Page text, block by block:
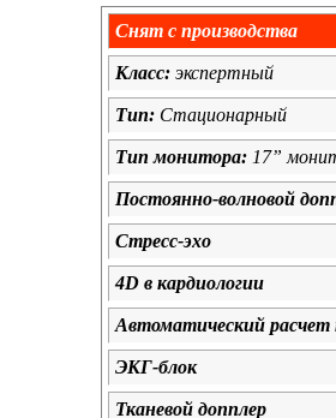
Снят с производства
Класс: экспертный
Тип: Стационарный
Тип монитора: 17”
Постоянно-волновой
Стресс-эхо
4D в кардиологии
Автоматический
ЭКГ-блок
Тканевой допплер